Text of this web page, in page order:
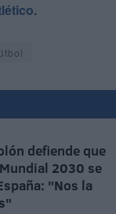
.
defiende que
2030 se
"Nos la